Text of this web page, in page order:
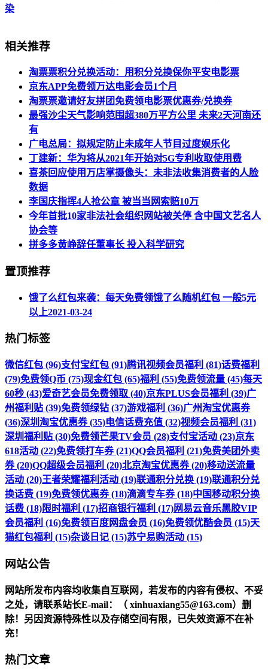
染
相关推荐
淘票票积分兑换活动：用积分兑换保你平安电影票
京东APP免费领万达电影会员1个月
淘票票邀请好友拼团免费领电影票优惠券/兑换券
最强沙尘天气影响范围超380万平方公里 未来2天河南还
有
广电总局：拟规定防止未成年人节目过度娱乐化
丁建新：华为将从2021年开始对5G专利收取使用费
喜茶回应使用万店掌摄像头：未非法收集消费者的人脸
数据
李国庆指挥4人抢公章 被当当网索赔10万
今年首批10家非法社会组织网站被关停 含中国文艺名人
协会等
拼多多黄峥辞任董事长 投入科学研究
置顶推荐
饿了么红包来袭：每天免费领饿了么随机红包 一般5元
以上2021-03-24
热门标签
微信红包 (96)支付宝红包 (91)腾讯视频会员福利 (81)话费福利
(79)免费领Q币 (75)现金红包 (65)福利 (55)免费领流量 (45)每天
60秒 (43)爱奇艺会员免费领取 (40)京东PLUS会员福利 (39)广
州福利贴 (39)免费领绿钻 (37)游戏福利 (36)广州淘宝优惠券
(36)深圳淘宝优惠券 (35)电信话费充值 (32)视频会员福利 (31)
深圳福利贴 (30)免费领芒果TV会员 (28)支付宝活动 (23)京东
618活动 (22)免费领打车券 (21)QQ会员福利 (21)免费美团外卖
券 (20)QQ超级会员福利 (20)北京淘宝优惠券 (20)移动送流量
活动 (20)王者荣耀福利活动 (19)联通积分兑换 (19)联通积分兑
换话费 (19)免费领优惠券 (18)滴滴专车券 (18)中国移动积分换
话费 (18)限时福利 (17)招商银行福利 (17)网易云音乐黑胶VIP
会员福利 (16)免费领百度网盘会员 (16)免费领优酷会员 (15)天
猫红包福利 (15)杂谈日记 (15)苏宁易购活动 (15)
网站公告
网站所发布内容均收集自互联网，若发布的内容有侵权、不妥
之处，请联系站长E-mail：（ xinhuaxiang55@163.com）删
除！另因资源特殊性以及存储空间有限，已失效资源不在补
充！
热门文章